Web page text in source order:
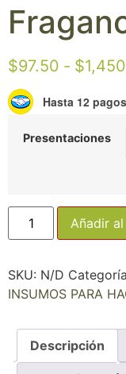
$97.50 - $
Hasta 12
Presentaciones
Añadir
SKU: N/D
INSUMOS PARA
Descripción